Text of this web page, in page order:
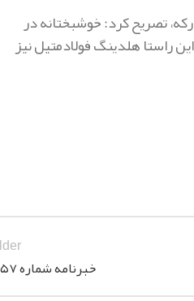
تصریح کرد: خوشبختانه در
راستا هلدینگ فولادمتیل نیز
خبرنامه شماره ۱۲۵۷